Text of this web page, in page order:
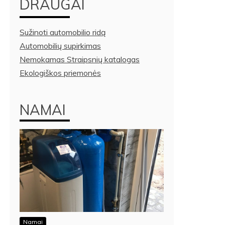
DRAUGAI
Sužinoti automobilio ridą
Automobilių supirkimas
Nemokamas Straipsnių katalogas
Ekologiškos priemonės
NAMAI
Namai